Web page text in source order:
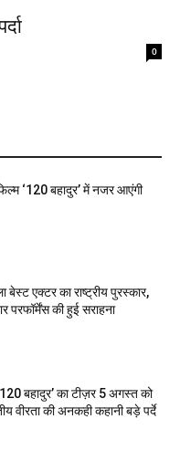
0
‘120 बहादुर’ में नजर आएंगी
बेस्ट एक्टर का राष्ट्रीय पुरस्कार,
परफॉर्मेंस की हुई सराहना
बहादुर’ का टीज़र 5 अगस्त को
वीरता की अनकही कहानी बड़े पर्दे